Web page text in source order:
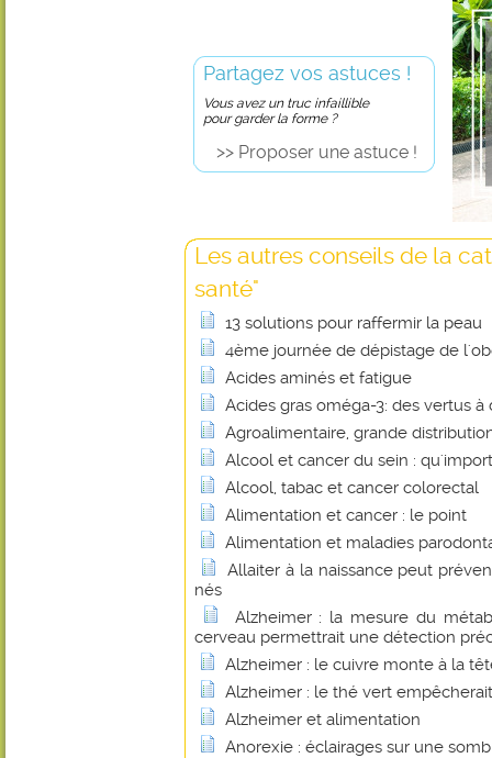
Partagez vos astuces !
Vous avez un truc infaillible
pour garder la forme ?
>> Proposer une astuce !
Les autres conseils de la
santé"
13 solutions pour raffermir la peau
4ème journée de dépistage de
Acides aminés et fatigue
Acides gras oméga-3: des vertus à
Agroalimentaire, grande
Alcool et cancer du sein :
Alcool, tabac et cancer colorectal
Alimentation et cancer : le point
Alimentation et maladies
Allaiter à la naissance peut
nés
Alzheimer : la mesure du
cerveau permettrait une détection
Alzheimer : le cuivre monte à la
Alzheimer : le thé vert
Alzheimer et alimentation
Anorexie : éclairages sur une